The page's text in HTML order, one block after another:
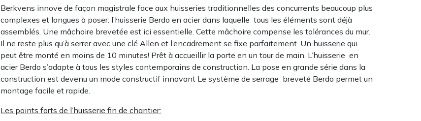
Berkvens innove de façon magistrale face aux huisseries traditionnelles des concurrents beaucoup plus
complexes et longues à poser: l’huisserie Berdo en acier dans laquelle tous les éléments sont déjà
assemblés. Une mâchoire brevetée est ici essentielle. Cette mâchoire compense les tolérances du mur.
Il ne reste plus qu’à serrer avec une clé Allen et l’encadrement se fixe parfaitement. Un huisserie qui
peut être monté en moins de 10 minutes! Prêt à accueillir la porte en un tour de main. L’huisserie en
acier Berdo s’adapte à tous les styles contemporains de construction. La pose en grande série dans la
construction est devenu un mode constructif innovant Le système de serrage breveté Berdo permet un
montage facile et rapide.
Les points forts de l’huisserie fin de chantier: